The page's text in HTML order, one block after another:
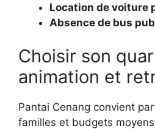
Location de voiture
Absence de bus
Choisir son
animation et
Pantai Cenang convient
familles et budgets